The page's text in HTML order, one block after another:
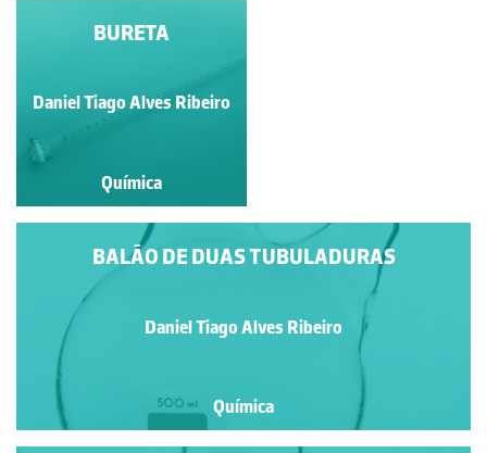
AMPOLA DE
Daniel Tiago Alves Ribeiro
Química
BALÃO DE DUAS TUBULADURAS
Daniel Tiago Alves Ribeiro
Química
BURETA
Daniel Tiago Alves Ribeiro
Química